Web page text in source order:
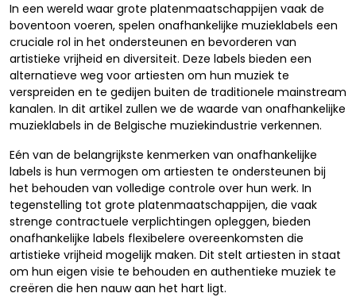
In een wereld waar grote platenmaatschappijen vaak de
boventoon voeren, spelen onafhankelijke muzieklabels een
cruciale rol in het ondersteunen en bevorderen van
artistieke vrijheid en diversiteit. Deze labels bieden een
alternatieve weg voor artiesten om hun muziek te
verspreiden en te gedijen buiten de traditionele mainstream
kanalen. In dit artikel zullen we de waarde van onafhankelijke
muzieklabels in de Belgische muziekindustrie verkennen.
Eén van de belangrijkste kenmerken van onafhankelijke
labels is hun vermogen om artiesten te ondersteunen bij
het behouden van volledige controle over hun werk. In
tegenstelling tot grote platenmaatschappijen, die vaak
strenge contractuele verplichtingen opleggen, bieden
onafhankelijke labels flexibelere overeenkomsten die
artistieke vrijheid mogelijk maken. Dit stelt artiesten in staat
om hun eigen visie te behouden en authentieke muziek te
creëren die hen nauw aan het hart ligt.